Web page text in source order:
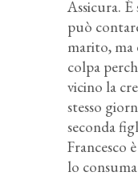
Assicura.
può
marito, ma
colpa
vicino la
stesso
seconda
Francesco
lo